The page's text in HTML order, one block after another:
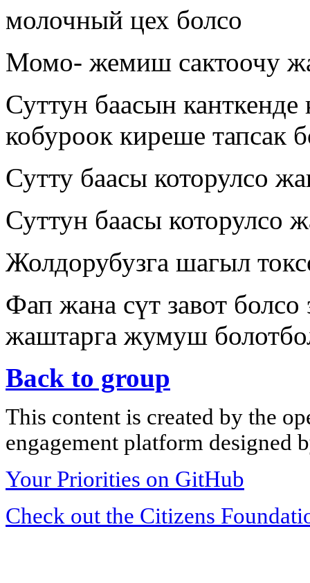
молочный цех болсо
Момо- жемиш сактоочу
Суттун баасын канткенде
кобуроок киреше тапсак
Сутту баасы которулсо
Суттун баасы которулсо
Жолдорубузга шагыл
Фап жана сүт завот
жаштарга жумуш
Back to group
This content is created by the
engagement platform designed
Your Priorities on GitHub
Check out the Citizens